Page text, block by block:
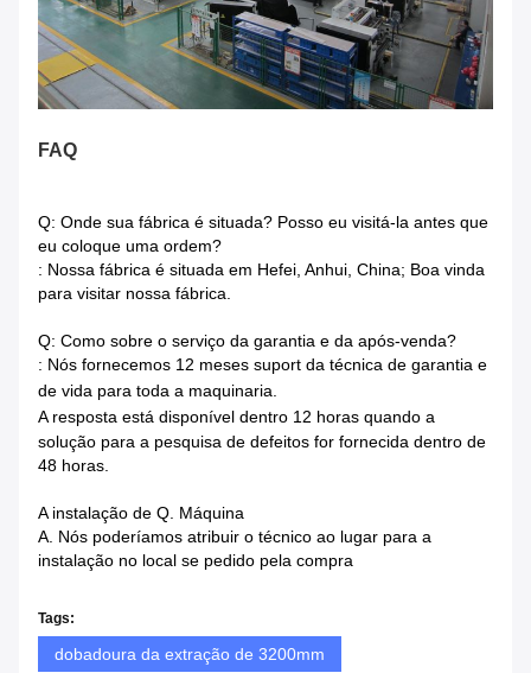
FAQ
Q: Onde sua fábrica é situada? Posso eu visitá-la antes que
eu coloque uma ordem?
: Nossa fábrica é situada em Hefei, Anhui, China; Boa vinda
para visitar nossa fábrica.
Q: Como sobre o serviço da garantia e da após-venda?
: Nós fornecemos 12 meses suport da técnica de garantia e
de vida para toda a maquinaria.
A resposta está disponível dentro 12 horas quando a
solução para a pesquisa de defeitos for fornecida dentro de
48 horas.
A instalação de Q. Máquina
A. Nós poderíamos atribuir o técnico ao lugar para a
instalação no local se pedido pela compra
Tags:
dobadoura da extração de 3200mm